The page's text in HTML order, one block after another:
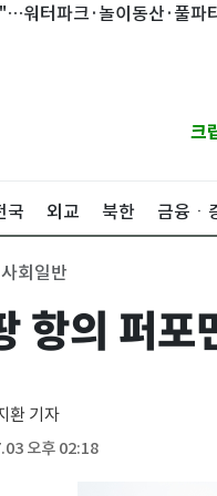
놀이동산·풀파티도 낮보
크
국 외교 북한 금융ㆍ
사회일반
항의 퍼포
환 기자
오후 02:18